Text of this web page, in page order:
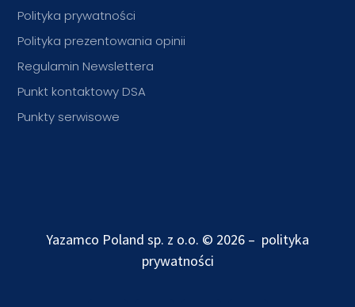
Polityka prywatności
Polityka prezentowania opinii
Regulamin Newslettera
Punkt kontaktowy DSA
Punkty serwisowe
Yazamco Poland sp. z o.o. © 2026 – polityka
prywatności